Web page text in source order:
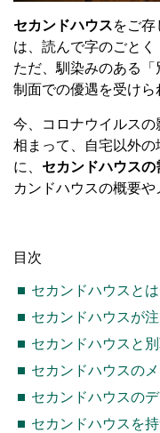
セカンドハウスをご存
は、読んで字のごとく
ただ、馴染みのある
制面での優遇を受けら
今、コロナウイルスの
相まって、自宅以外
に、 セカンドハウス
カンドハウスの概要や
目次
セカンドハウスとは
セカンドハウスが
セカンドハウスと
セカンドハウスのメ
セカンドハウスの
セカンドハウスを